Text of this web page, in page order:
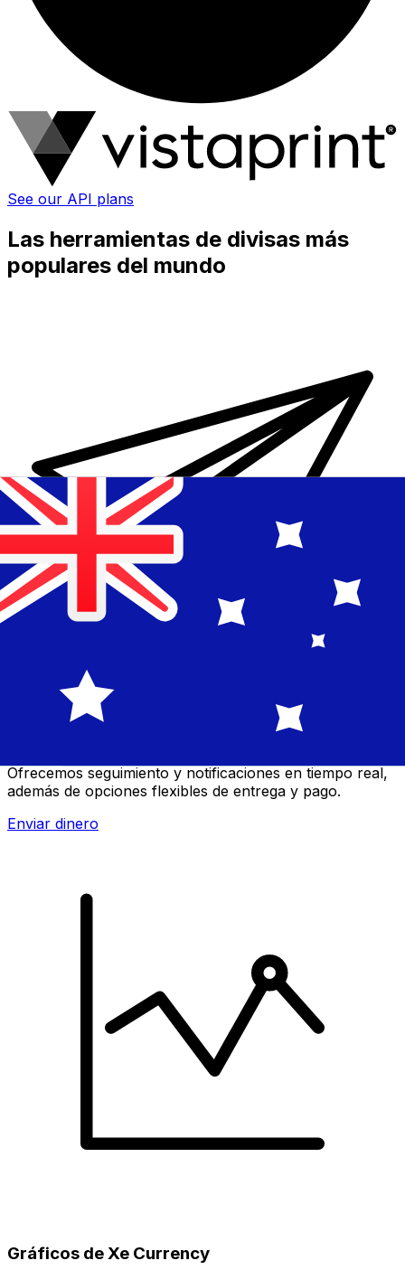
See our API plans
Las herramientas de divisas más
populares del mundo
Transferencias de dinero internacionales Xe
Ofrecemos seguimiento y notificaciones en tiempo real,
además de opciones flexibles de entrega y pago.
Enviar dinero
Gráficos de Xe Currency